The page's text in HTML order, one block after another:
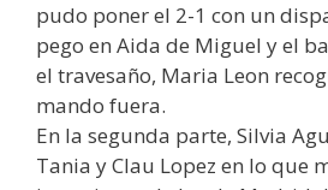
pudo poner el 2-1 con un
pego en Aida de Miguel y el
el travesaño, Maria Leon
mando fuera.
En la segunda parte, Silvia
Tania y Clau Lopez en lo que